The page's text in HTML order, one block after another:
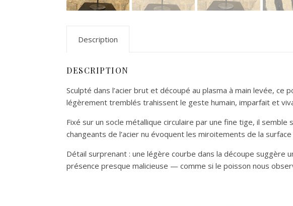
Description
DESCRIPTION
Sculpté dans l’acier brut et découpé au plasma à main levée,
légèrement tremblés trahissent le geste humain, imparfait et
Fixé sur un socle métallique circulaire par une fine tige, il
changeants de l’acier nu évoquent les miroitements de la
Détail surprenant : une légère courbe dans la découpe suggère
présence presque malicieuse — comme si le poisson nous